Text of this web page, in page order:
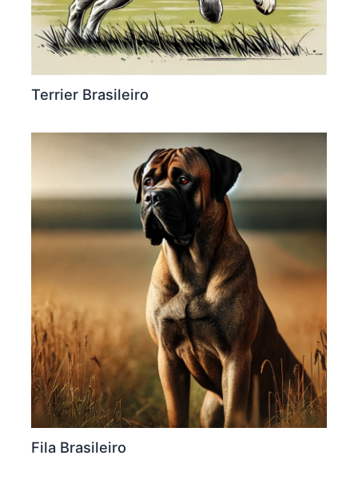
Terrier Brasileiro
Fila Brasileiro